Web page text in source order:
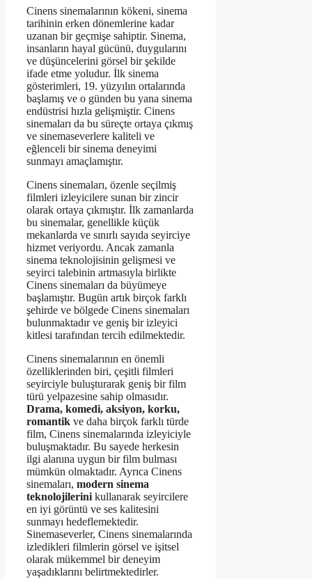
Cinens sinemalarının kökeni, sinema
tarihinin erken dönemlerine kadar
uzanan bir geçmişe sahiptir. Sinema,
insanların hayal gücünü, duygularını
ve düşüncelerini görsel bir şekilde
ifade etme yoludur. İlk sinema
gösterimleri, 19. yüzyılın ortalarında
başlamış ve o günden bu yana sinema
endüstrisi hızla gelişmiştir. Cinens
sinemaları da bu süreçte ortaya çıkmış
ve sinemaseverlere kaliteli ve
eğlenceli bir sinema deneyimi
sunmayı amaçlamıştır.
Cinens sinemaları, özenle seçilmiş
filmleri izleyicilere sunan bir zincir
olarak ortaya çıkmıştır. İlk zamanlarda
bu sinemalar, genellikle küçük
mekanlarda ve sınırlı sayıda seyirciye
hizmet veriyordu. Ancak zamanla
sinema teknolojisinin gelişmesi ve
seyirci talebinin artmasıyla birlikte
Cinens sinemaları da büyümeye
başlamıştır. Bugün artık birçok farklı
şehirde ve bölgede Cinens sinemaları
bulunmaktadır ve geniş bir izleyici
kitlesi tarafından tercih edilmektedir.
Cinens sinemalarının en önemli
özelliklerinden biri, çeşitli filmleri
seyirciyle buluşturarak geniş bir film
türü yelpazesine sahip olmasıdır.
Drama, komedi, aksiyon, korku,
romantik ve daha birçok farklı türde
film, Cinens sinemalarında izleyiciyle
buluşmaktadır. Bu sayede herkesin
ilgi alanına uygun bir film bulması
mümkün olmaktadır. Ayrıca Cinens
sinemaları, modern sinema
teknolojilerini kullanarak seyircilere
en iyi görüntü ve ses kalitesini
sunmayı hedeflemektedir.
Sinemaseverler, Cinens sinemalarında
izledikleri filmlerin görsel ve işitsel
olarak mükemmel bir deneyim
yaşadıklarını belirtmektedirler.